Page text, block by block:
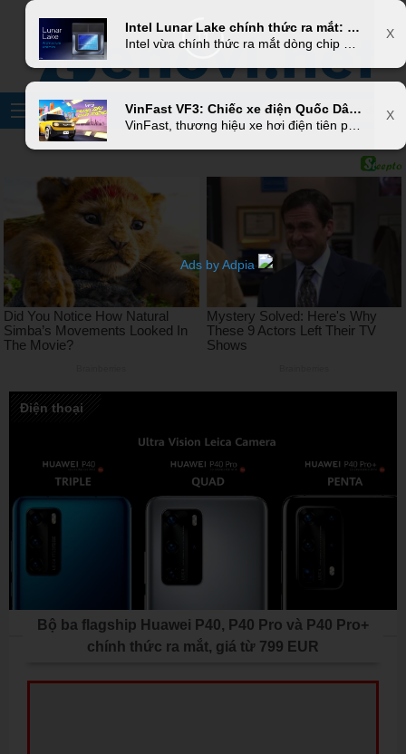
9
Ads by Adpia
Điện thoại
Bộ ba flagship Huawei P40, P40 Pro và P40 Pro+
chính thức ra mắt, giá từ 799 EUR
Intel Lunar Lake chính thức ra mắt: Bước tiến vượt bậc trong công nghệ xử lý giúp CPU x86 tiết kiệm điện tốt nhất từ trước đến nay
X
VinFast VF3: Chiếc xe điện Quốc Dân với mức giá hấp dẫn và số lượng đơn đặt hàng khủng
X